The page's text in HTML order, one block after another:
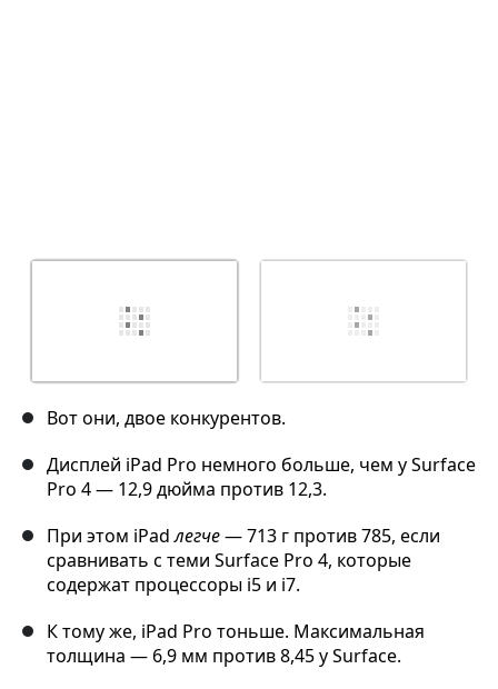
Вот они, двое конкурентов.
Дисплей iPad Pro немного больше, чем у Surface
Pro 4 — 12,9 дюйма против 12,3.
При этом iPadлегче— 713 г против 785, если
сравнивать с теми Surface Pro 4, которые
содержат процессоры i5 и i7.
К тому же, iPad Pro тоньше. Максимальная
толщина — 6,9 мм против 8,45 у Surface.